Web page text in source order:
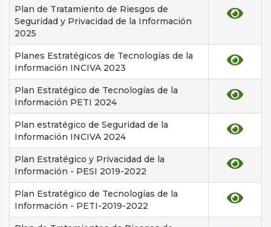
Plan de Tratamiento de Riesgos de
Seguridad y Privacidad de la Información
2025
Planes Estratégicos de Tecnologías de la
Información INCIVA 2023
Plan Estratégico de Tecnologías de la
Información PETI 2024
Plan estratégico de Seguridad de la
Información INCIVA 2024
Plan Estratégico y Privacidad de la
Información - PESI 2019-2022
Plan Estratégico de Tecnologías de la
Información - PETI-2019-2022